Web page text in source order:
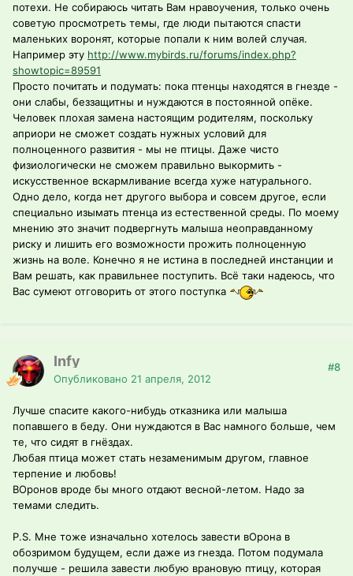
потехи. Не собираюсь читать Вам нравоучения, только очень
советую просмотреть темы, где люди пытаются спасти
маленьких воронят, которые попали к ним волей случая.
Например эту http://www.mybirds.ru/forums/index.php?
showtopic=89591
Просто почитать и подумать: пока птенцы находятся в гнезде -
они слабы, беззащитны и нуждаются в постоянной опёке.
Человек плохая замена настоящим родителям, поскольку
априори не сможет создать нужных условий для
полноценного развития - мы не птицы. Даже чисто
физиологически не сможем правильно выкормить -
искусственное вскармливание всегда хуже натурального.
Одно дело, когда нет другого выбора и совсем другое, если
специально изымать птенца из естественной среды. По моему
мнению это значит подвергнуть малыша неоправданному
риску и лишить его возможности прожить полноценную
жизнь на воле. Конечно я не истина в последней инстанции и
Вам решать, как правильнее поступить. Всё таки надеюсь, что
Вас сумеют отговорить от этого поступка
Infy
Опубликовано 21 апреля, 2012
#8
Лучше спасите какого-нибудь отказника или малыша
попавшего в беду. Они нуждаются в Вас намного больше, чем
те, что сидят в гнёздах.
Любая птица может стать незаменимым другом, главное
терпение и любовь!
ВОронов вроде бы много отдают весной-летом. Надо за
темами следить.
P.S. Мне тоже изначально хотелось завести вОрона в
обозримом будущем, если даже из гнезда. Потом подумала
получше - решила завести любую врановую птицу, которая